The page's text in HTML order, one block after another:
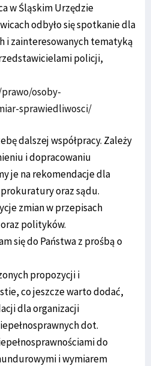
w Śląskim Urzędzie
odbyło się spotkanie dla
i zainteresowanych tematyką
policji,
osoby-
sprawiedliwosci/
dalszej współpracy. Zależy
i dopracowaniu
je na rekomendacje dla
oraz sądu.
zmian w przepisach
polityków.
się do Państwa z prośbą o
propozycji i
co jeszcze warto dodać,
dla organizacji
dot.
do
i wymiarem